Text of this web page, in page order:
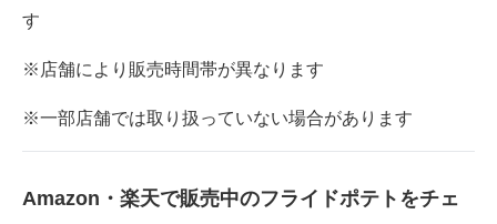
す
※店舗により販売時間帯が異なります
※一部店舗では取り扱っていない場合があります
Amazon・楽天で販売中のフライドポテトをチェ